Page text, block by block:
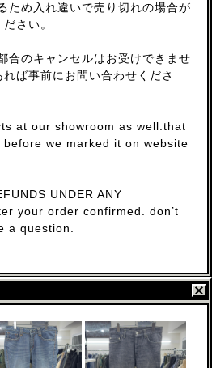
ため入れ違いで売り切れの場合が
さい。
合のキャンセルはお受けできませ
ば事前にお問い合わせくださ
at our showroom as well.that
we marked it on website
UNDER ANY
your order confirmed. don’t
a question.